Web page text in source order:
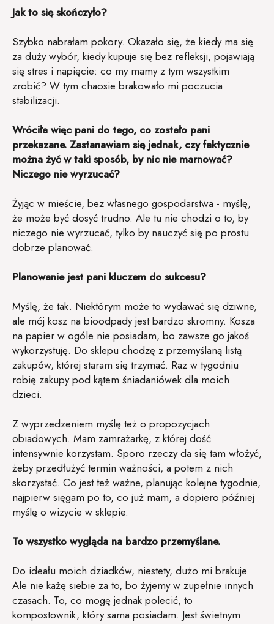
Jak to się skończyło?
Szybko nabrałam pokory. Okazało się, że kiedy ma się
za duży wybór, kiedy kupuje się bez refleksji, pojawiają
się stres i napięcie: co my mamy z tym wszystkim
zrobić? W tym chaosie brakowało mi poczucia
stabilizacji.
Wróciła więc pani do tego, co zostało pani
przekazane. Zastanawiam się jednak, czy faktycznie
można żyć w taki sposób, by nic nie marnować?
Niczego nie wyrzucać?
Żyjąc w mieście, bez własnego gospodarstwa - myślę,
że może być dosyć trudno. Ale tu nie chodzi o to, by
niczego nie wyrzucać, tylko by nauczyć się po prostu
dobrze planować.
Planowanie jest pani kluczem do sukcesu?
Myślę, że tak. Niektórym może to wydawać się dziwne,
ale mój kosz na bioodpady jest bardzo skromny. Kosza
na papier w ogóle nie posiadam, bo zawsze go jakoś
wykorzystuję. Do sklepu chodzę z przemyślaną listą
zakupów, której staram się trzymać. Raz w tygodniu
robię zakupy pod kątem śniadaniówek dla moich
dzieci.
Z wyprzedzeniem myślę też o propozycjach
obiadowych. Mam zamrażarkę, z której dość
intensywnie korzystam. Sporo rzeczy da się tam włożyć,
żeby przedłużyć termin ważności, a potem z nich
skorzystać. Co jest też ważne, planując kolejne tygodnie,
najpierw sięgam po to, co już mam, a dopiero później
myślę o wizycie w sklepie.
To wszystko wygląda na bardzo przemyślane.
Do ideału moich dziadków, niestety, dużo mi brakuje.
Ale nie każę siebie za to, bo żyjemy w zupełnie innych
czasach. To, co mogę jednak polecić, to
kompostownik, który sama posiadam. Jest świetnym